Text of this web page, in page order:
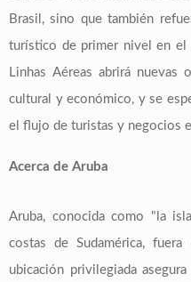
Brasil, sino que también
turístico de primer nivel en el
Linhas Aéreas abrirá nuevas
cultural y económico, y se
el flujo de turistas y negocios
Acerca de Aruba
Aruba, conocida como "la
costas de Sudamérica,
ubicación privilegiada